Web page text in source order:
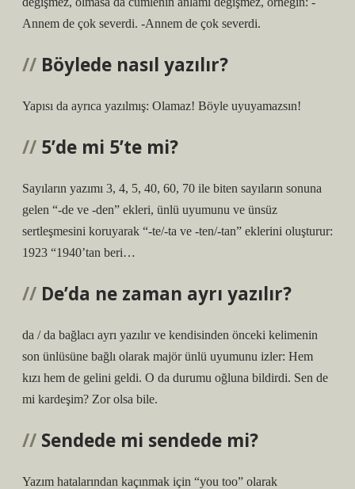
Annem de çok severdi. -Annem de çok severdi.
Böylede nasıl yazılır?
Yapısı da ayrıca yazılmış: Olamaz! Böyle uyuyamazsın!
5’de mi 5’te mi?
Sayıların yazımı 3, 4, 5, 40, 60, 70 ile biten sayıların sonuna
gelen “-de ve -den” ekleri, ünlü uyumunu ve ünsüz
sertleşmesini koruyarak “-te/-ta ve -ten/-tan” eklerini oluşturur:
1923 “1940’tan beri…
De’da ne zaman ayrı yazılır?
da / da bağlacı ayrı yazılır ve kendisinden önceki kelimenin
son ünlüsüne bağlı olarak majör ünlü uyumunu izler: Hem
kızı hem de gelini geldi. O da durumu oğluna bildirdi. Sen de
mi kardeşim? Zor olsa bile.
Sendede mi sendede mi?
Yazım hatalarından kaçınmak için “you too” olarak